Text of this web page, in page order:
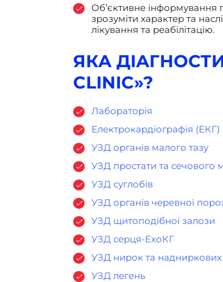
Об’єктивне інформування
зрозуміти характер та
лікування та реабілітацію.
ЯКА
CLINIC»?
Лабораторія
Електрокардіографія (ЕКГ)
УЗД органів малого тазу
УЗД простати та сечового
УЗД суглобів
УЗД органів черевної
УЗД щитоподібної залози
УЗД серця-ЕхоКГ
УЗД нирок та надниркових
УЗД легень